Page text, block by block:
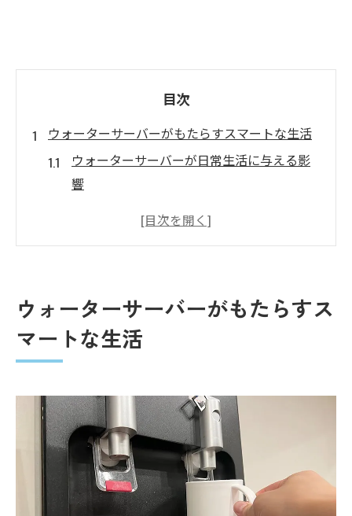
目次
ウォーターサーバーがもたらすスマートな生活
ウォーターサーバーが日常生活に与える影
響
ウォーターサーバーがもたらす時間と空間
デザイン性が魅力の最新ウォーターサーバ
ー
インテリアに溶け込むウォーターサーバー
の特徴
機能美を追求したウォーターサーバーの進
ウォーターサーバーがもたらすス
マートな生活